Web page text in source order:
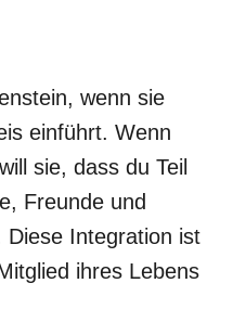
wenn sie
einführt. Wenn
sie, dass du Teil
Freunde und
Diese Integration ist
ihres Lebens